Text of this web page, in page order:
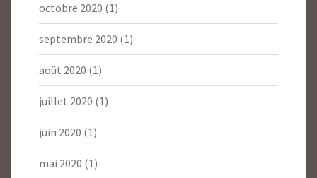
octobre 2020 (1)
septembre 2020 (1)
août 2020 (1)
juillet 2020 (1)
juin 2020 (1)
mai 2020 (1)